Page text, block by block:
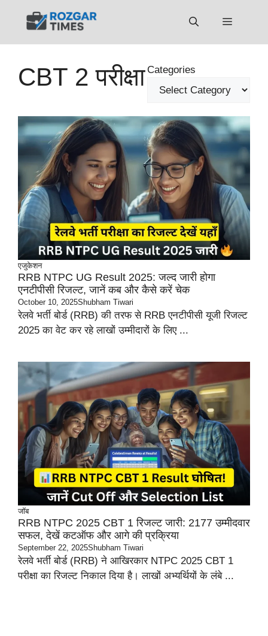
Menu
CBT 2 परीक्षा Categories
एजुकेशन
RRB NTPC UG Result 2025: जल्द जारी होगा
एनटीपीसी रिजल्ट, जानें कब और कैसे करें चेक
October 10, 2025Shubham Tiwari
रेलवे भर्ती बोर्ड (RRB) की तरफ से RRB एनटीपीसी यूजी रिजल्ट
2025 का वेट कर रहे लाखों उम्मीदारों के लिए ...
जॉब
RRB NTPC 2025 CBT 1 रिजल्ट जारी: 2177 उम्मीदवार
सफल, देखें कटऑफ और आगे की प्रक्रिया
September 22, 2025Shubham Tiwari
रेलवे भर्ती बोर्ड (RRB) ने आखिरकार NTPC 2025 CBT 1
परीक्षा का रिजल्ट निकाल दिया है। लाखों अभ्यर्थियों के लंबे ...